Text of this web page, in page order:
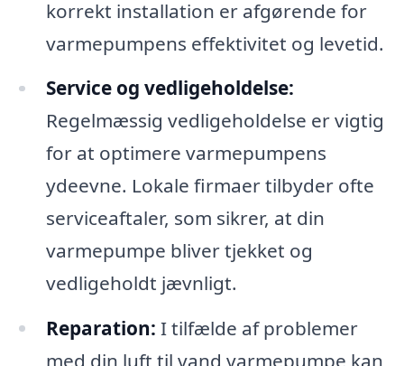
korrekt installation er afgørende for
varmepumpens effektivitet og levetid.
Service og vedligeholdelse:
Regelmæssig vedligeholdelse er vigtig
for at optimere varmepumpens
ydeevne. Lokale firmaer tilbyder ofte
serviceaftaler, som sikrer, at din
varmepumpe bliver tjekket og
vedligeholdt jævnligt.
Reparation: I tilfælde af problemer
med din luft til vand varmepumpe kan